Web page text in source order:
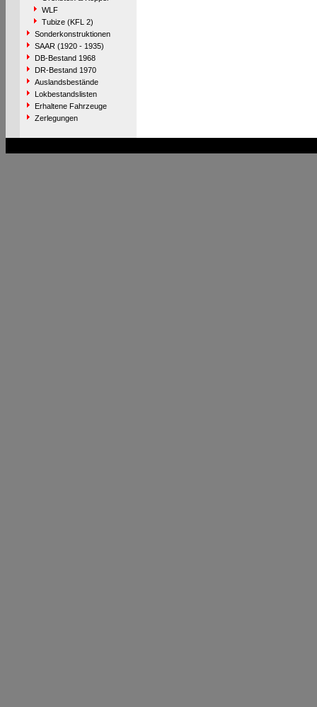
WLF
Tubize (KFL 2)
Sonderkonstruktionen
SAAR (1920 - 1935)
DB-Bestand 1968
DR-Bestand 1970
Auslandsbestände
Lokbestandslisten
Erhaltene Fahrzeuge
Zerlegungen